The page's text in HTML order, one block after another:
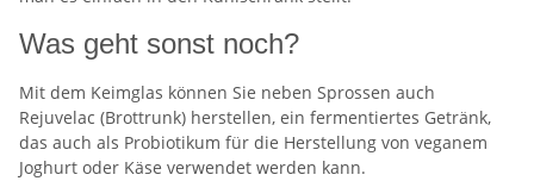
Was geht sonst noch?
Mit dem Keimglas können Sie neben Sprossen auch
Rejuvelac (Brottrunk) herstellen, ein fermentiertes Getränk,
das auch als Probiotikum für die Herstellung von veganem
Joghurt oder Käse verwendet werden kann.